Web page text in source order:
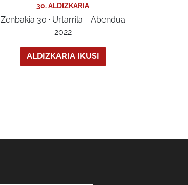
30. ALDIZKARIA
Zenbakia 30 · Urtarrila - Abendua
2022
ALDIZKARIA IKUSI